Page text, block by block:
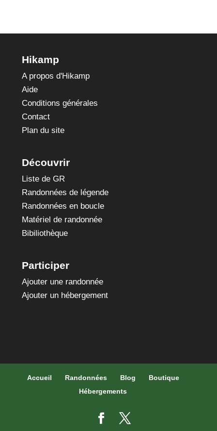
Hikamp
A propos d'Hikamp
Aide
Conditions générales
Contact
Plan du site
Découvrir
Liste de GR
Randonnées de légende
Randonnées en boucle
Matériel de randonnée
Bibiliothèque
Participer
Ajouter une randonnée
Ajouter un hébergement
Accueil Randonnées Blog
Boutique
Hébergements